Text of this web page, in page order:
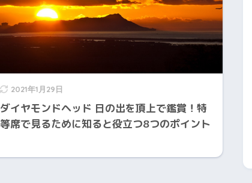
2021年1月29日
ダイヤモンドヘッド 日の出を頂上で鑑賞！特
等席で見るために知ると役立つ8つのポイント